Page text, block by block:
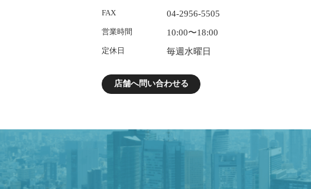
FAX 04-2956-5505
営業時間 10:00〜18:00
定休日 毎週水曜日
店舗へ問い合わせる